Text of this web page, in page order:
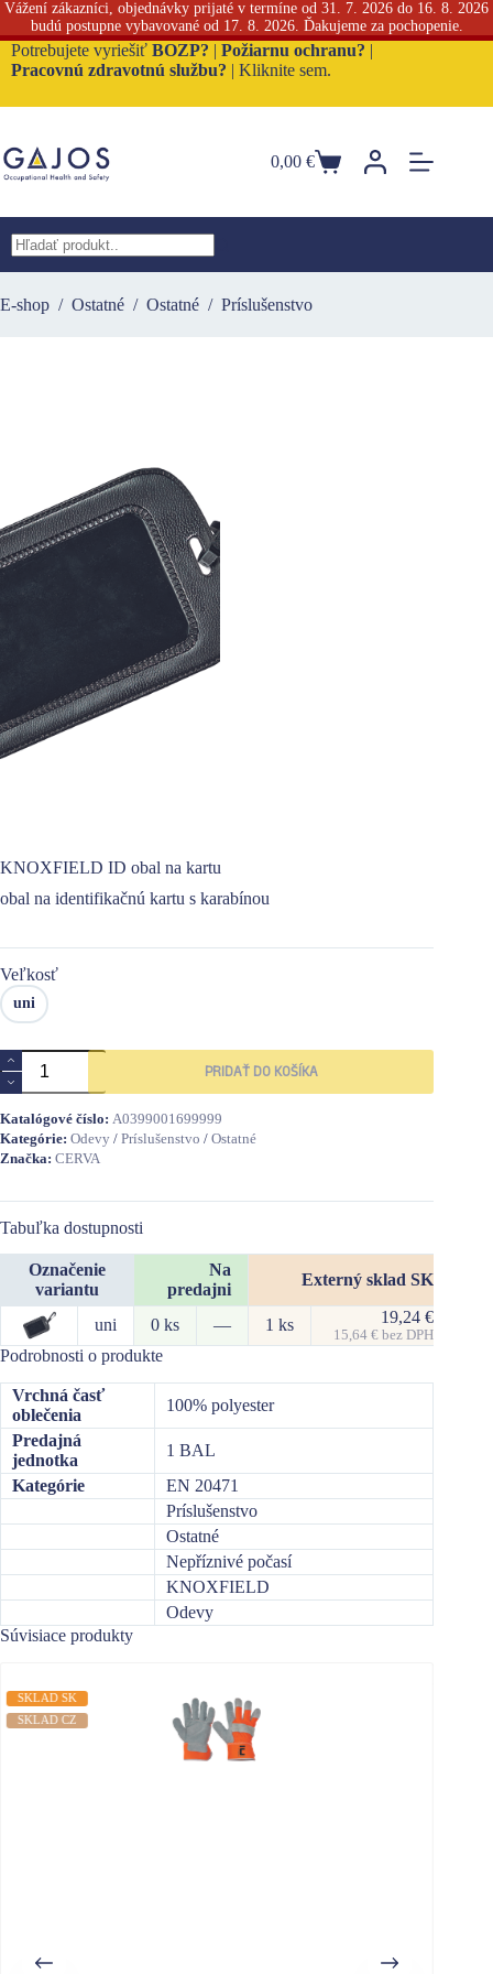
Vážení zákazníci, objednávky prijaté v termíne od 31. 7. 2026 do 16. 8. 2026
budú postupne vybavované od 17. 8. 2026. Ďakujeme za pochopenie.
Skip
to
Potrebujete vyriešiť BOZP? | Požiarnu ochranu? |
Pracovnú zdravotnú službu? | Kliknite sem.
Nákupný
0,00€
E-shop / Ostatné / Ostatné / Príslušenstvo
KNOXFIELD ID obal na kartu
obal na identifikačnú kartu s karabínou
Veľkosť
uni
množstvo
KNOXFIELD
ID
obal
na
kartu
PRIDAŤ DO KOŠÍKA
Katalógové číslo: A0399001699999
Kategórie: Odevy / Príslušenstvo / Ostatné
Značka: CERVA
Tabuľka dostupnosti
Označenie
variantu
Na
predajni
Externý sklad SK
uni 0 ks — 1 ks 19,24 €
15,64 € bez DPH
Podrobnosti o produkte
Vrchná časť
oblečenia
100% polyester
Predajná
jednotka
1 BAL
Kategórie
EN 20471
Príslušenstvo
Ostatné
Nepříznivé počasí
KNOXFIELD
Odevy
Súvisiace produkty
SKLAD SK
SKLAD CZ